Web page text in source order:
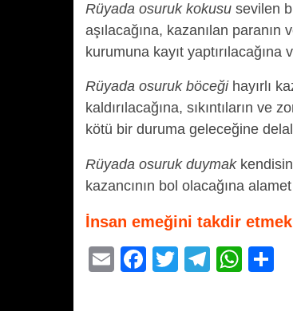
Rüyada osuruk kokusu sevilen
aşılacağına, kazanılan
kurumuna kayıt
Rüyada osuruk böceğihayırlı
kaldırılacağına, sıkıntıların
kötü bir duruma geleceğine
Rüyada osuruk duymak
kazancının bol olacağına
İnsan emeğini takdir etmek
E
F
T
T
W